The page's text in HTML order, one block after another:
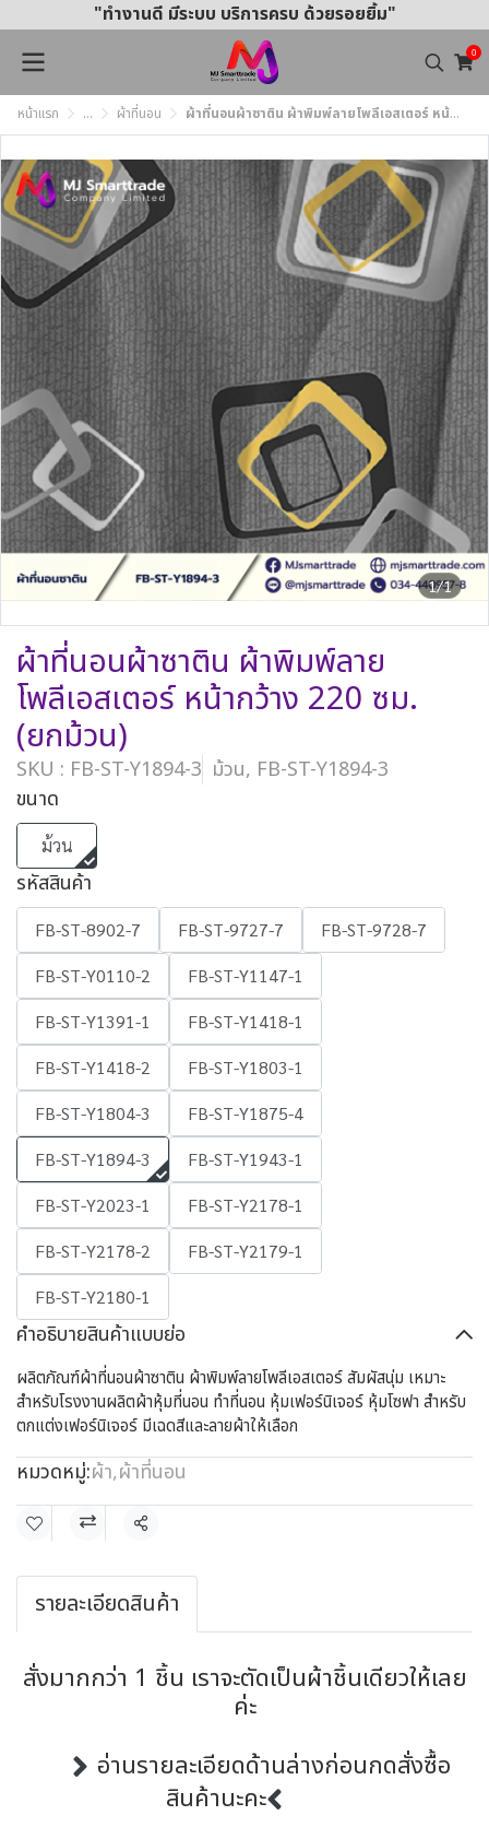
"ทำงานดี มีระบบ บริการครบ ด้วยรอยยิ้ม"
0
หน้าแรก ... ผ้าที่นอน ผ้าที่นอนผ้าซาติน ผ้าพิมพ์ลายโพลีเอสเตอร์ หน้ากว้าง 220 ซม. (ยกม้วน)
1/1
ผ้าที่นอนผ้าซาติน ผ้าพิมพ์ลาย
โพลีเอสเตอร์ หน้ากว้าง 220 ซม.
(ยกม้วน)
SKU : FB-ST-Y1894-3 ม้วน, FB-ST-Y1894-3
ขนาด
ม้วน
รหัสสินค้า
FB-ST-8902-7 FB-ST-9727-7
FB-ST-9728-7
FB-ST-Y0110-2
FB-ST-Y1147-1
FB-ST-Y1391-1
FB-ST-Y1418-1
FB-ST-Y1418-2
FB-ST-Y1803-1
FB-ST-Y1804-3
FB-ST-Y1875-4
FB-ST-Y1894-3
FB-ST-Y1943-1
FB-ST-Y2023-1
FB-ST-Y2178-1
FB-ST-Y2178-2
FB-ST-Y2179-1
FB-ST-Y2180-1
คำอธิบายสินค้าแบบย่อ
ผลิตภัณฑ์ผ้าที่นอนผ้าซาติน ผ้าพิมพ์ลายโพลีเอสเตอร์ สัมผัสนุ่ม เหมาะ
สำหรับโรงงานผลิตผ้าหุ้มที่นอน ทำที่นอน หุ้มเฟอร์นิเจอร์ หุ้มโซฟา สำหรับ
ตกแต่งเฟอร์นิเจอร์ มีเฉดสีและลายผ้าให้เลือก
หมวดหมู่:ผ้า,ผ้าที่นอน
แชร์
รายละเอียดสินค้า
สั่งมากกว่า 1 ชิ้น เราจะตัดเป็นผ้าชิ้นเดียวให้เลย
ค่ะ
อ่านรายละเอียดด้านล่างก่อนกดสั่งซื้อ
สินค้านะคะ